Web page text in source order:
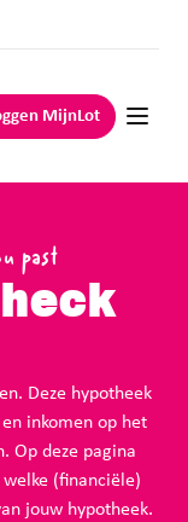
MijnLot
past
Deze hypotheek
inkomen op het
Op deze pagina
(financiële)
jouw hypotheek.